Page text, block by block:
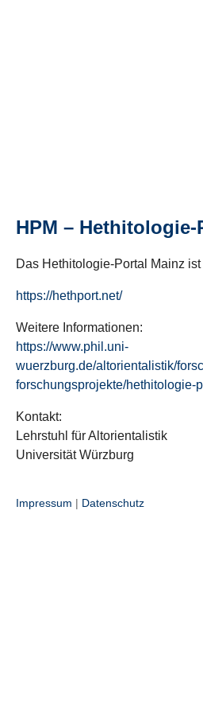
HPM –
Das Hethitologie-Portal Mainz
https://hethport.net/
Weitere Informationen:
https://www.phil.uni-
wuerzburg.de/altorientalistik/
forschungsprojekte/hethitologie-
Kontakt:
Lehrstuhl für Altorientalistik
Universität Würzburg
Impressum | Datenschutz